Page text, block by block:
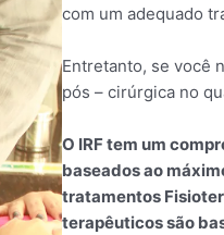
com um adequado
Entretanto, se você
pós – cirúrgica no
O IRF tem um
baseados ao
tratamentos
terapêuticos são